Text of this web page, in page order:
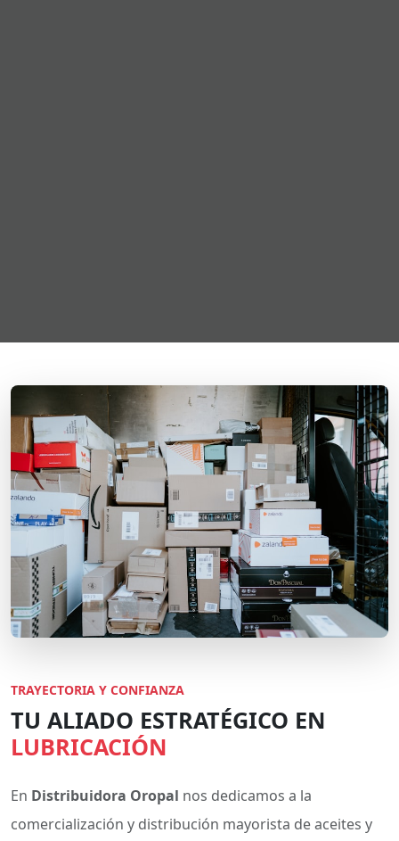
TRAYECTORIA Y CONFIANZA
TU ALIADO ESTRATÉGICO EN
LUBRICACIÓN
En Distribuidora Oropal nos dedicamos a la
comercialización y distribución mayorista de aceites y